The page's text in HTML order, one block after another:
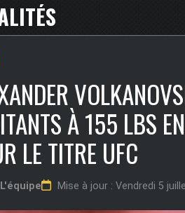
À 155 LBS
LE TITRE UFC
L'équipe Mise à jour : Vendredi 5